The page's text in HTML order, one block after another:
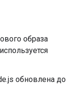
образа
обновлена до